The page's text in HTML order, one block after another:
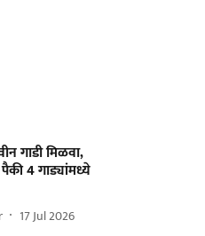
गाडी मिळवा,
4 गाड्यांमध्ये
17 Jul 2026